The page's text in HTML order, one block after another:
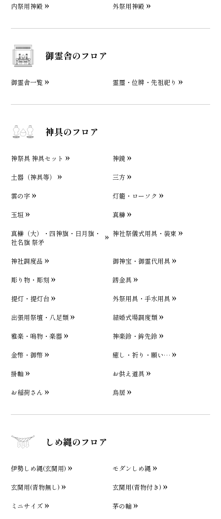
内祭用神殿 外祭用神殿
御霊舎のフロア
御霊舎一覧 霊璽・位牌・先祖祀り
神具のフロア
神祭具 神具セット
神鏡
土器（神具等）
三方
雲の字
灯籠・ローソク
玉垣
真榊
真榊（大）・四神旗・日月旗・
社名旗 祭矛
神社祭儀式用具・装束
神社調度品
御神宝・御霊代用具
彫り物・彫刻
錺金具
提灯・提灯台
外祭用具・手水用具
出張用祭壇・八足類
結婚式場調度類
雅楽・鳴物・楽器
神楽鈴・鉾先鈴
金幣・御幣
癒し・祈り・願い…
掛軸
お供え道具
お稲荷さん
鳥居
しめ縄のフロア
伊勢しめ縄(玄関用)
モダンしめ縄
玄関用(青物無し)
玄関用(青物付き)
ミニサイズ
茅の輪